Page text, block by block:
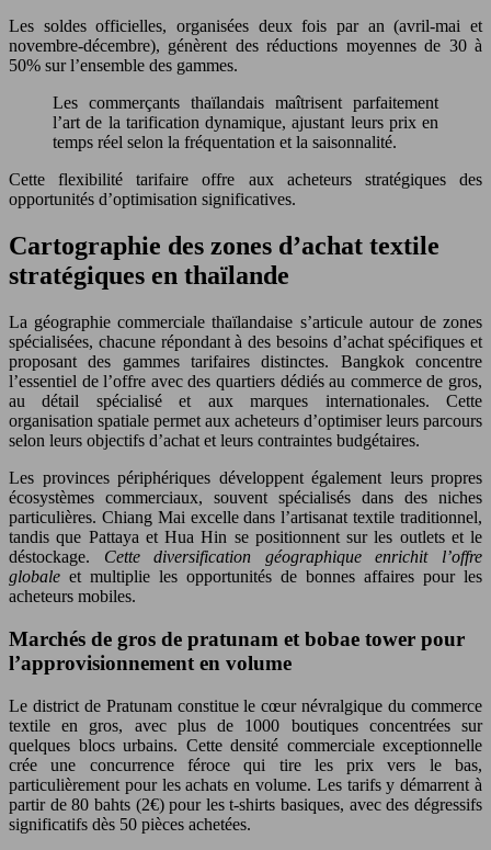
Les soldes officielles, organisées deux fois par an (avril-mai et
novembre-décembre), génèrent des réductions moyennes de 30 à
50% sur l’ensemble des gammes.
Les commerçants thaïlandais maîtrisent parfaitement
l’art de la tarification dynamique, ajustant leurs prix en
temps réel selon la fréquentation et la saisonnalité.
Cette flexibilité tarifaire offre aux acheteurs stratégiques des
opportunités d’optimisation significatives.
Cartographie des zones d’achat textile
stratégiques en thaïlande
La géographie commerciale thaïlandaise s’articule autour de zones
spécialisées, chacune répondant à des besoins d’achat spécifiques et
proposant des gammes tarifaires distinctes. Bangkok concentre
l’essentiel de l’offre avec des quartiers dédiés au commerce de gros,
au détail spécialisé et aux marques internationales. Cette
organisation spatiale permet aux acheteurs d’optimiser leurs parcours
selon leurs objectifs d’achat et leurs contraintes budgétaires.
Les provinces périphériques développent également leurs propres
écosystèmes commerciaux, souvent spécialisés dans des niches
particulières. Chiang Mai excelle dans l’artisanat textile traditionnel,
tandis que Pattaya et Hua Hin se positionnent sur les outlets et le
déstockage. Cette diversification géographique enrichit l’offre
globale et multiplie les opportunités de bonnes affaires pour les
acheteurs mobiles.
Marchés de gros de pratunam et bobae tower pour
l’approvisionnement en volume
Le district de Pratunam constitue le cœur névralgique du commerce
textile en gros, avec plus de 1000 boutiques concentrées sur
quelques blocs urbains. Cette densité commerciale exceptionnelle
crée une concurrence féroce qui tire les prix vers le bas,
particulièrement pour les achats en volume. Les tarifs y démarrent à
partir de 80 bahts (2€) pour les t-shirts basiques, avec des dégressifs
significatifs dès 50 pièces achetées.